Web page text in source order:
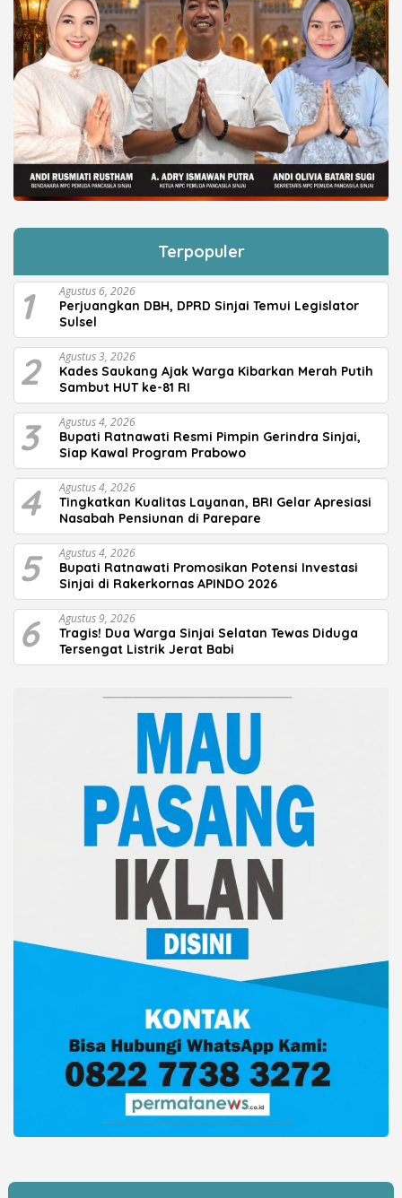
Terpopuler
1 Agustus 6, 2026
Perjuangkan DBH, DPRD Sinjai Temui Legislator
Sulsel
2 Agustus 3, 2026
Kades Saukang Ajak Warga Kibarkan Merah Putih
Sambut HUT ke-81 RI
3 Agustus 4, 2026
Bupati Ratnawati Resmi Pimpin Gerindra Sinjai,
Siap Kawal Program Prabowo
4 Agustus 4, 2026
Tingkatkan Kualitas Layanan, BRI Gelar Apresiasi
Nasabah Pensiunan di Parepare
5 Agustus 4, 2026
Bupati Ratnawati Promosikan Potensi Investasi
Sinjai di Rakerkornas APINDO 2026
6 Agustus 9, 2026
Tragis! Dua Warga Sinjai Selatan Tewas Diduga
Tersengat Listrik Jerat Babi